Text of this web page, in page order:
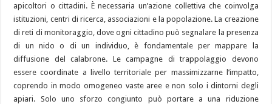
apicoltori o cittadini. È necessaria un’azione collettiva che coinvolga
istituzioni, centri di ricerca, associazioni e la popolazione. La creazione
di reti di monitoraggio, dove ogni cittadino può segnalare la presenza
di un nido o di un individuo, è fondamentale per mappare la
diffusione del calabrone. Le campagne di trappolaggio devono
essere coordinate a livello territoriale per massimizzarne l’impatto,
coprendo in modo omogeneo vaste aree e non solo i dintorni degli
apiari. Solo uno sforzo congiunto può portare a una riduzione